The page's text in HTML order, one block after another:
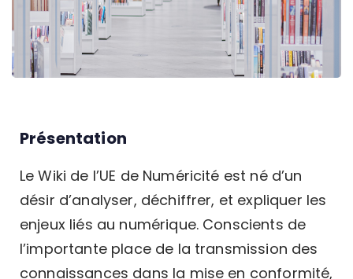
Présentation
Le Wiki de l’UE de Numéricité est né d’un
désir d’analyser, déchiffrer, et expliquer les
enjeux liés au numérique. Conscients de
l’importante place de la transmission des
connaissances dans la mise en conformité,